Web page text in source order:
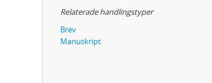
Relaterade handlingstyper
Brev
Manuskript